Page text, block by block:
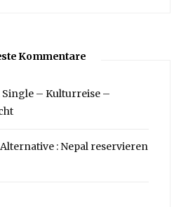
Kommentare
Single – Kulturreise –
: Nepal reservieren